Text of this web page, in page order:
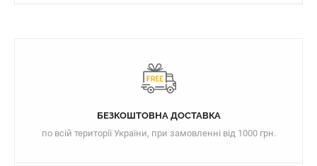
БЕЗКОШТОВНА ДОСТАВКА
по всій території України, при замовленні від 1000 грн.